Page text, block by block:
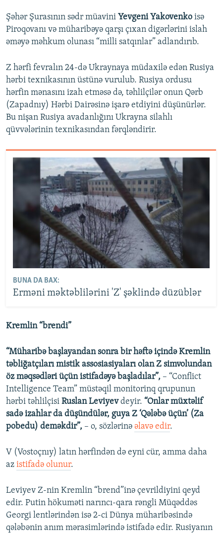
Şəhər Şurasının sədr müavini Yevgeni Yakovenko isə
Piroqovanı və müharibəyə qarşı çıxan digərlərini islah
əməyə məhkum olunası “milli satqınlar” adlandırıb.
Z hərfi fevralın 24-də Ukraynaya müdaxilə edən Rusiya
hərbi texnikasının üstünə vurulub. Rusiya ordusu
hərfin mənasını izah etməsə də, təhlilçilər onun Qərb
(Zapadnıy) Hərbi Dairəsinə işarə etdiyini düşünürlər.
Bu nişan Rusiya avadanlığını Ukrayna silahlı
qüvvələrinin texnikasından fərqləndirir.
BUNA DA BAX:
Erməni məktəblilərini 'Z' şəklində düzüblər
Kremlin “brendi”
“Müharibə başlayandan sonra bir həftə içində Kremlin
təbliğatçıları mistik assosiasiyaları olan Z simvolundan
öz məqsədləri üçün istifadəyə başladılar”, – “Conflict
Intelligence Team” müstəqil monitorinq qrupunun
hərbi təhlilçisi Ruslan Leviyevdeyir. “Onlar müxtəlif
sadə izahlar da düşündülər, guya Z ‘Qələbə üçün’ (Za
pobedu) deməkdir”, – o, sözlərinə əlavə edir.
V (Vostoçnıy) latın hərfindən də eyni cür, amma daha
az istifadə olunur.
Leviyev Z-nin Kremlin “brend”inə çevrildiyini qeyd
edir. Putin hökuməti narıncı-qara rəngli Müqəddəs
Georgi lentlərindən isə 2-ci Dünya müharibəsində
qələbənin anım mərasimlərində istifadə edir. Rusiyanın